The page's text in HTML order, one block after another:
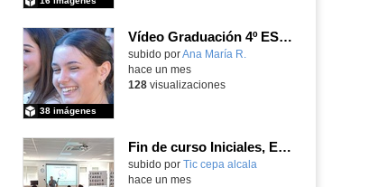
Vídeo Graduación 4º ESO 2025-2026 (2)
subido porAna María R.
38 imágenes
hace un mes
128visualizaciones
Fin de curso Iniciales, Español, Inglés, Informática y Patrimonio
subido por Tic cepa alcala
hace un mes